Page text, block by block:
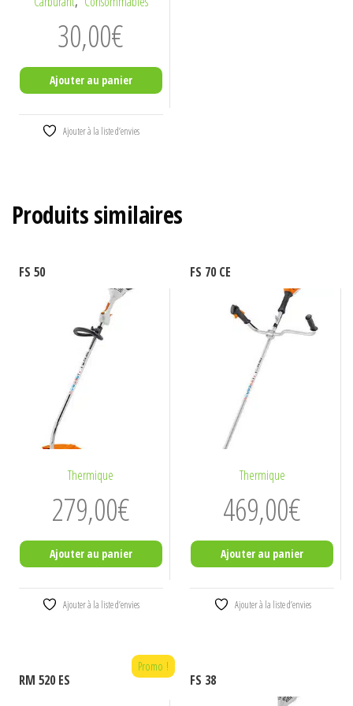
30,00€
Ajouter au panier
Ajouter à la liste d’envies
Produits similaires
FS 50
Thermique
279,00€
Ajouter au panier
Ajouter à la liste d’envies
FS 70 CE
Thermique
469,00€
Ajouter au panier
Ajouter à la liste d’envies
Promo !
RM 520 ES FS 38